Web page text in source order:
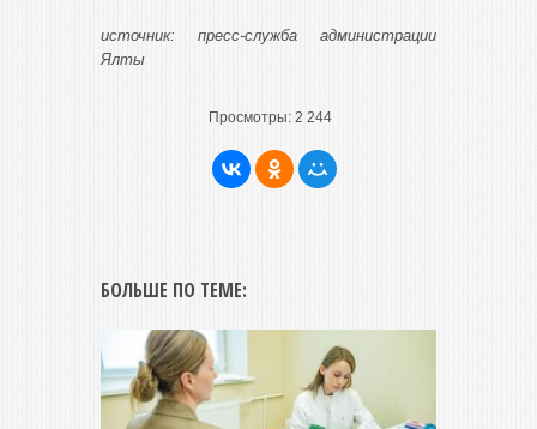
источник: пресс-служба администрации
Ялты
Просмотры: 2 244
БОЛЬШЕ ПО ТЕМЕ: